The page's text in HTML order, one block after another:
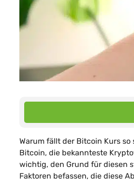
Warum fällt der Bitcoin Kurs
Bitcoin, die bekannteste
wichtig, den Grund für diesen
Faktoren befassen, die diese